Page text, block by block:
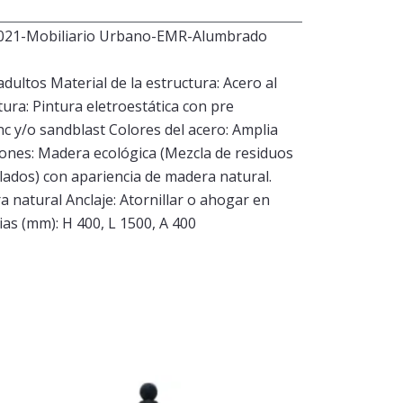
Mobiliario Urbano-EMR-Alumbrado
Material de la estructura: Acero al
Pintura eletroestática con pre
y/o sandblast Colores del acero: Amplia
Madera ecológica (Mezcla de residuos
con apariencia de madera natural.
natural Anclaje: Atornillar o ahogar en
(mm): H 400, L 1500, A 400